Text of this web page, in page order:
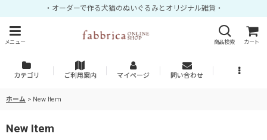
・オーダーで作る犬猫のぬいぐるみとオリジナル雑貨・
メニュー 商品検索 カート
カテゴリ ご利用案内 マイページ 問い合わせ
ホーム > New Item
New Item